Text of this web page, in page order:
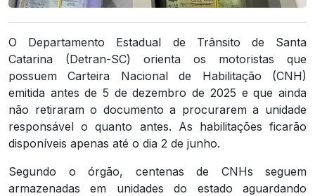
O Departamento Estadual de Trânsito de Santa
Catarina (Detran-SC) orienta os motoristas que
possuem Carteira Nacional de Habilitação (CNH)
emitida antes de 5 de dezembro de 2025 e que ainda
não retiraram o documento a procurarem a unidade
responsável o quanto antes. As habilitações ficarão
disponíveis apenas até o dia 2 de junho.
Segundo o órgão, centenas de CNHs seguem
armazenadas em unidades do estado aguardando